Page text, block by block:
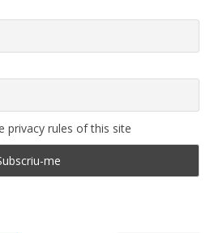
privacy rules of this site